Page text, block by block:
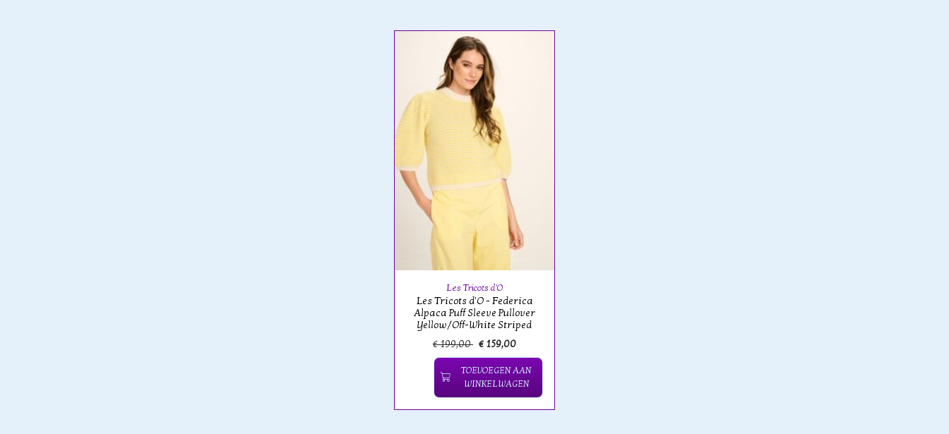
Les Tricots d'O
Les Tricots d'O - Federica
Alpaca Puff Sleeve Pullover
Yellow/Off-White Striped
€ 199,00 € 159,00
TOEVOEGEN AAN
WINKELWAGEN